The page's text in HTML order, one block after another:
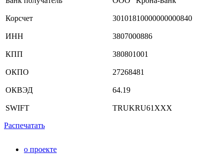
Корсчет 30101810000000000840
ИНН 3807000886
КПП 380801001
ОКПО 27268481
ОКВЭД 64.19
SWIFT TRUKRU61XXX
Распечатать
о проекте